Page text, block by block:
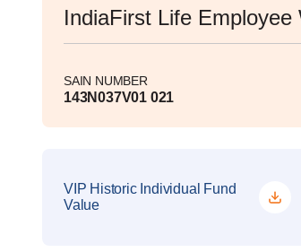
IndiaFirst Life
SAIN NUMBER
143N037V01 021
VIP Historic Individual Fund
Value